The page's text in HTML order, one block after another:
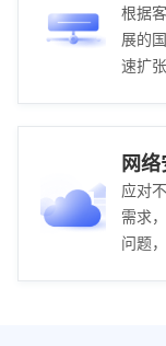
根据
展的
速扩
网
应对
需求
问题